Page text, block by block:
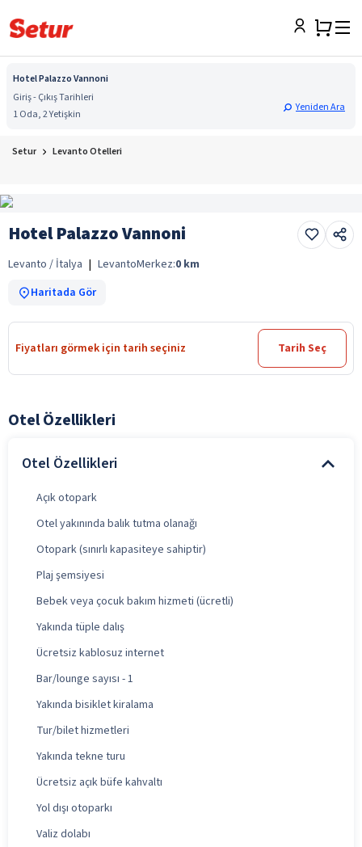
Hotel Palazzo Vannoni
Giriş - Çıkış Tarihleri
1 Oda, 2 Yetişkin
Yeniden Ara
Setur Levanto Otelleri
Hotel Palazzo Vannoni
Levanto / İtalya | LevantoMerkez:0 km
Haritada Gör
Fiyatları görmek için tarih seçiniz Tarih Seç
Otel Özellikleri
Otel Özellikleri
Açık otopark
Otel yakınında balık tutma olanağı
Otopark (sınırlı kapasiteye sahiptir)
Plaj şemsiyesi
Bebek veya çocuk bakım hizmeti (ücretli)
Yakında tüple dalış
Ücretsiz kablosuz internet
Bar/lounge sayısı - 1
Yakında bisiklet kiralama
Tur/bilet hizmetleri
Yakında tekne turu
Ücretsiz açık büfe kahvaltı
Yol dışı otoparkı
Valiz dolabı